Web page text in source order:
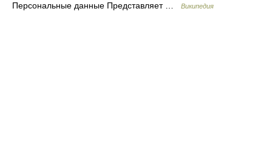
Персональные данные Представляет …
Википедия